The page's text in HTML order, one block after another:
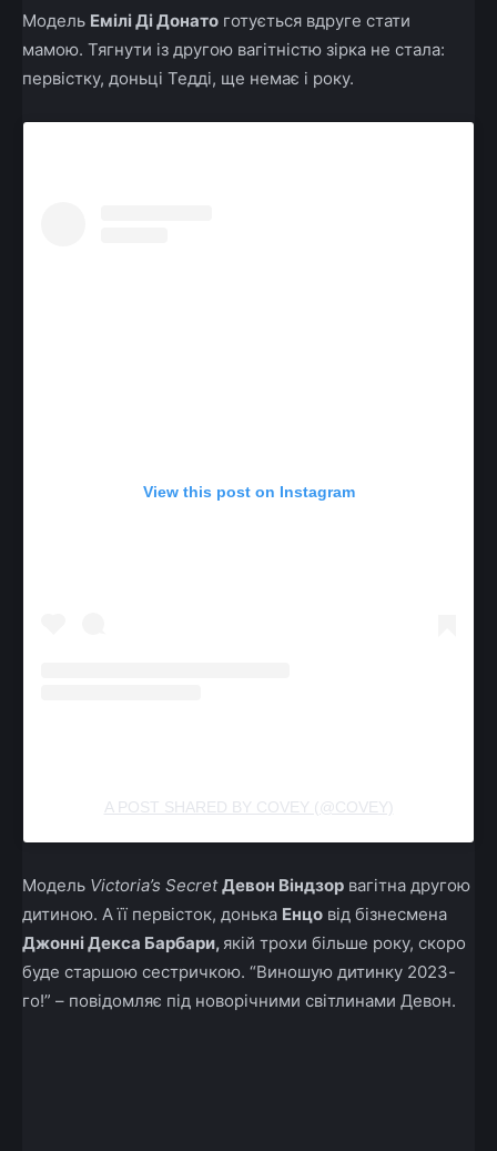
Модель Емілі Ді Донато готується вдруге стати
мамою. Тягнути із другою вагітністю зірка не стала:
первістку, доньці Тедді, ще немає і року.
View this post on Instagram
A POST SHARED BY COVEY (@COVEY)
Модель Victoria’s Secret Девон Віндзор вагітна другою
дитиною. А її первісток, донька Енцо від бізнесмена
Джонні Декса Барбари, якій трохи більше року, скоро
буде старшою сестричкою. “Виношую дитинку 2023-
го!” – повідомляє під новорічними світлинами Девон.